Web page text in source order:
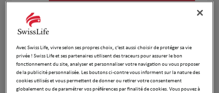
4
11.49
km
DIDES Terence
17 Rue de la Mairie
91220 Brétigny sur Orge
Fermé actuellement
Avec Swiss Life, vivre selon ses propres choix, c’est aussi choisir de protéger sa vie
privée ! Swiss Life et ses partenaires utilisent des traceurs pour assurer le bon
fonctionnement du site, analyser et personnaliser votre navigation ou vous proposer
de la publicité personnalisée. Les boutons ci-contre vous informent sur la nature des
cookies utilisés et vous permettent de donner ou retirer votre consentement
globalement ou de paramétrer vos préférences par finalité de cookies. Vous pouvez à